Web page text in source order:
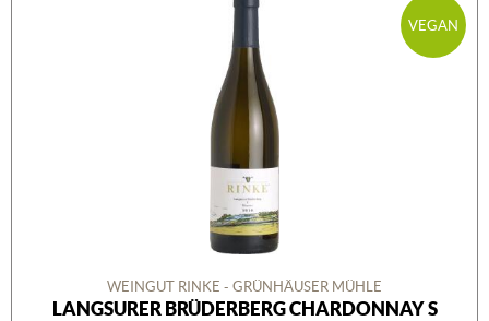
VEGAN
WEINGUT RINKE - GRÜNHÄUSER MÜHLE
LANGSURER BRÜDERBERG CHARDONNAY S